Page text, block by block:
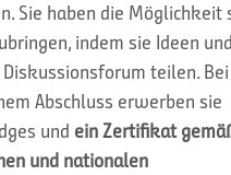
Sie haben die Möglichkeit
indem sie Ideen und
teilen. Bei
Abschluss erwerben sie
und ein Zertifikat
und nationalen